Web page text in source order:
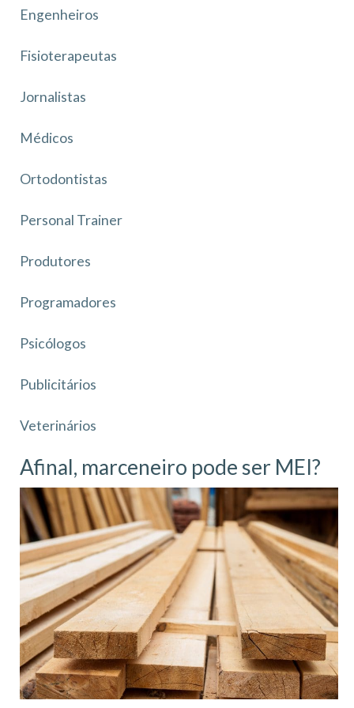
Engenheiros
Fisioterapeutas
Jornalistas
Médicos
Ortodontistas
Personal Trainer
Produtores
Programadores
Psicólogos
Publicitários
Veterinários
Afinal, marceneiro pode ser MEI?